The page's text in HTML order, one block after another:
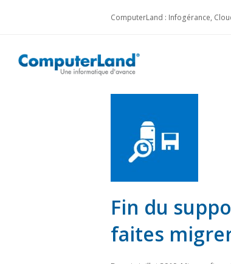
ComputerLand : Infogérance,
Fin du
faites